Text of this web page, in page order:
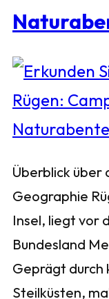
Überblick über
Geographie
Insel, liegt vor
Bundesland
Geprägt durch
Steilküsten,